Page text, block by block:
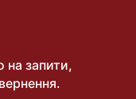
на запити,